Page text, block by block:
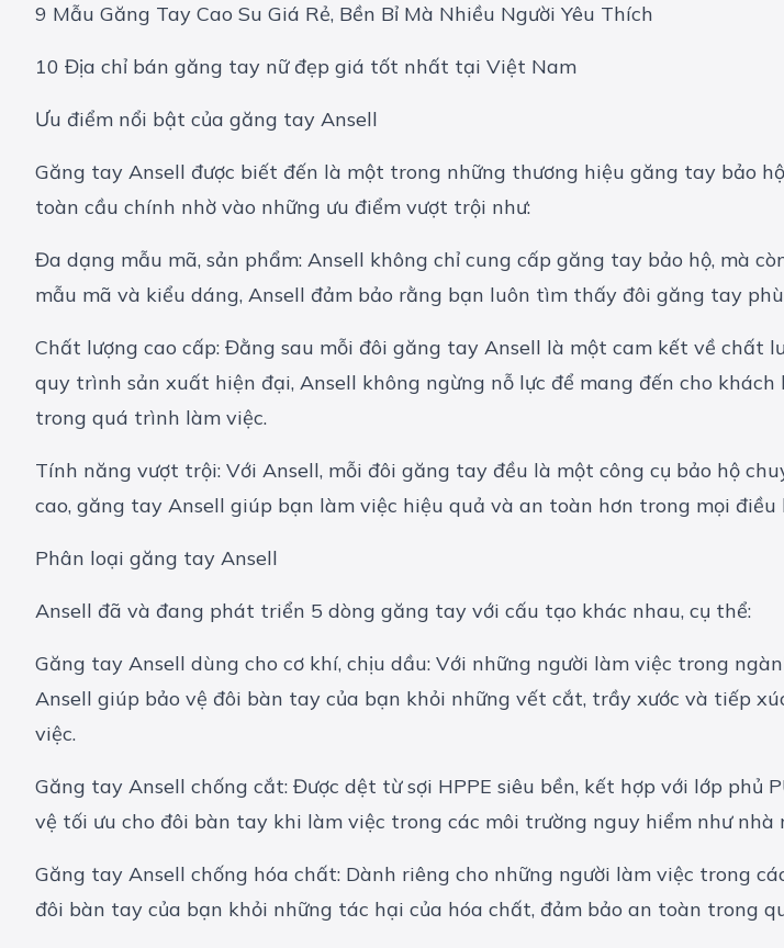
9 Mẫu Găng Tay Cao Su Giá Rẻ, Bền Bỉ Mà Nhiều Người Yêu Thích
10 Địa chỉ bán găng tay nữ đẹp giá tốt nhất tại Việt Nam
Ưu điểm nổi bật của găng tay Ansell
Găng tay Ansell được biết đến là một trong những thương hiệu găng tay bảo
toàn cầu chính nhờ vào những ưu điểm vượt trội như:
Đa dạng mẫu mã, sản phẩm: Ansell không chỉ cung cấp găng tay bảo hộ, mà
mẫu mã và kiểu dáng, Ansell đảm bảo rằng bạn luôn tìm thấy đôi găng tay
Chất lượng cao cấp: Đằng sau mỗi đôi găng tay Ansell là một cam kết về chất
quy trình sản xuất hiện đại, Ansell không ngừng nỗ lực để mang đến cho
trong quá trình làm việc.
Tính năng vượt trội: Với Ansell, mỗi đôi găng tay đều là một công cụ bảo hộ
cao, găng tay Ansell giúp bạn làm việc hiệu quả và an toàn hơn trong mọi điều
Phân loại găng tay Ansell
Ansell đã và đang phát triển 5 dòng găng tay với cấu tạo khác nhau, cụ thể:
Găng tay Ansell dùng cho cơ khí, chịu dầu: Với những người làm việc trong
Ansell giúp bảo vệ đôi bàn tay của bạn khỏi những vết cắt, trầy xước và tiếp
việc.
Găng tay Ansell chống cắt: Được dệt từ sợi HPPE siêu bền, kết hợp với lớp
vệ tối ưu cho đôi bàn tay khi làm việc trong các môi trường nguy hiểm như nhà
Găng tay Ansell chống hóa chất: Dành riêng cho những người làm việc trong
đôi bàn tay của bạn khỏi những tác hại của hóa chất, đảm bảo an toàn trong